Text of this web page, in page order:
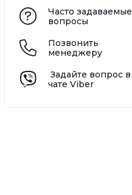
Часто задаваемые
вопросы
Позвонить
менеджеру
Задайте вопрос в
чате Viber